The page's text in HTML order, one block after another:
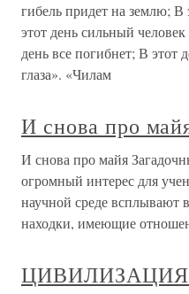
гибель придет на землю; В
этот день сильный
день все погибнет; В этот
глаза». «Чилам
И снова про
И снова про майя
огромный интерес для
научной среде всплывают
находки, имеющие